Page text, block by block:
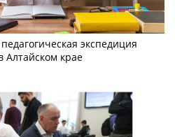
экспедиция
Алтайском крае